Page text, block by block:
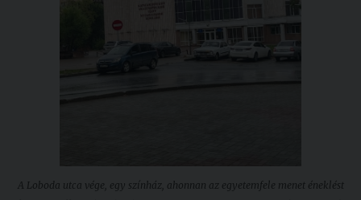
A Loboda utca vége, egy színház, ahonnan az egyetemfele menet éneklést